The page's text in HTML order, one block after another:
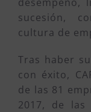
sucesión,
cultura de
Tras haber
con éxito,
de las 81
2017, de las